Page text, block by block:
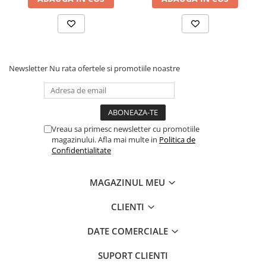
Newsletter Nu rata ofertele si promotiile noastre
Vreau sa primesc newsletter cu promotiile
magazinului. Afla mai multe in Politica de
Confidentialitate
MAGAZINUL MEU
CLIENTI
DATE COMERCIALE
SUPORT CLIENTI